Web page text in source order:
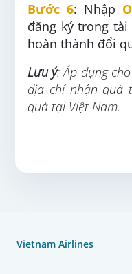
Bước 6: Nhập
đăng ký trong tài
hoàn thành đổi
Lưu ý: Áp dụng
địa chỉ nhận quà
quà tại Việt Nam.
Vietnam Airlines